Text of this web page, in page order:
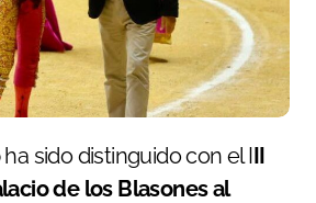
ha sido distinguido con el III
de los Blasones al